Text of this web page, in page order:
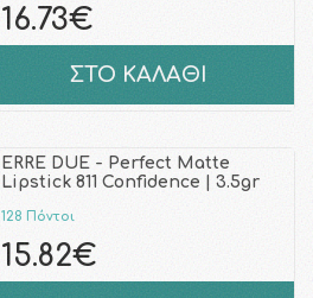
16.73€
ΣΤΟ ΚΑΛΑΘΙ
ERRE DUE - Perfect Matte
Lipstick 811 Confidence | 3.5gr
128 Πόντοι
15.82€